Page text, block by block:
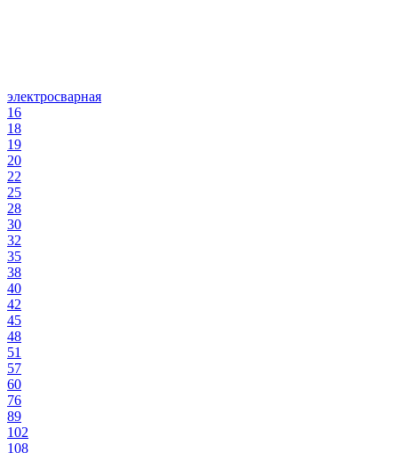
электросварная
16
18
19
20
22
25
28
30
32
35
38
40
42
45
48
51
57
60
76
89
102
108